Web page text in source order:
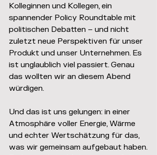
Kolleginnen und Kollegen, ein
spannender Policy Roundtable mit
politischen Debatten – und nicht
zuletzt neue Perspektiven für unser
Produkt und unser Unternehmen. Es
ist unglaublich viel passiert. Genau
das wollten wir an diesem Abend
würdigen.
Und das ist uns gelungen: in einer
Atmosphäre voller Energie, Wärme
und echter Wertschätzung für das,
was wir gemeinsam aufgebaut haben.